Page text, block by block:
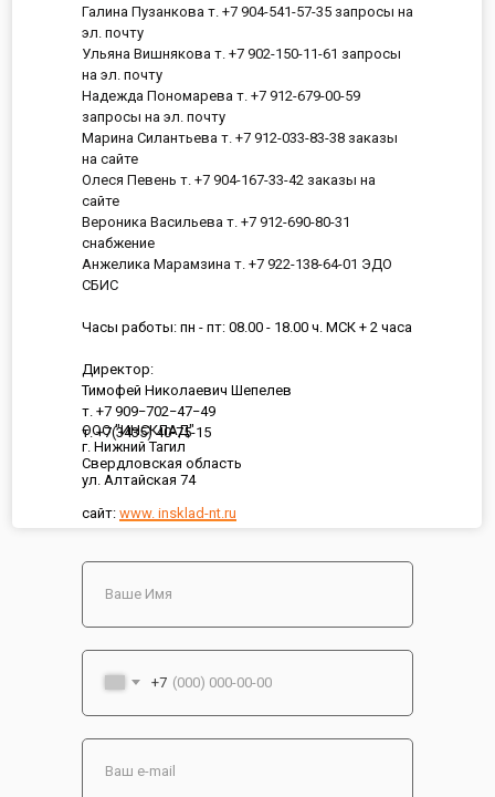
ООО "ИНСКЛАД"
г. Нижний Тагил
Свердловская область
ул. Алтайская 74
сайт: www. insklad-nt.ru
Галина Пузанкова т. +7 904-541-57-35 запросы на
эл. почту
Ульяна Вишнякова т. +7 902-150-11-61 запросы
на эл. почту
Надежда Пономарева т. +7 912-679-00-59
запросы на эл. почту
Марина Силантьева т. +7 912-033-83-38 заказы
на сайте
Олеся Певень т. +7 904-167-33-42 заказы на
сайте
Вероника Васильева т. +7 912-690-80-31
снабжение
Анжелика Марамзина т. +7 922-138-64-01 ЭДО
СБИС
Часы работы: пн - пт: 08.00 - 18.00 ч. МСК + 2 часа
Директор:
Тимофей Николаевич Шепелев
т. +7 909−702−47−49
т. +7(3435) 40-75-15
+7